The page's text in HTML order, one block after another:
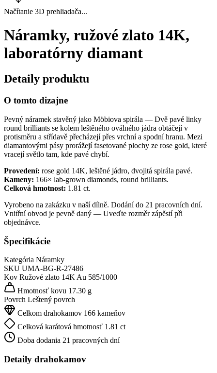
Načítanie 3D prehliadača...
Náramky, ružové zlato 14K,
laboratórny diamant
Detaily produktu
O tomto dizajne
Pevný náramek stavěný jako Möbiova spirála — Dvě pavé linky
round brilliants se kolem leštěného oválného jádra obtáčejí v
protisměru a střídavě přecházejí přes vrchní a spodní hranu. Mezi
diamantovými pásy prorážejí fasetované plochy ze rose gold, které
vracejí světlo tam, kde pavé chybí.
Provedení: rose gold 14K, leštěné jádro, dvojitá spirála pavé.
Kameny: 166× lab-grown diamonds, round brilliants.
Celková hmotnost: 1.81 ct.
Vyrobeno na zakázku v naší dílně. Dodání do 21 pracovních dní.
Vnitřní obvod je pevně daný — Uveďte rozměr zápěstí při
objednávce.
Špecifikácie
Kategória Náramky
SKU UMA-BG-R-27486
Kov Ružové zlato 14KAu 585/1000
Hmotnosť kovu 17.30 g
Povrch Leštený povrch
Celkom drahokamov 166 kameňov
Celková karátová hmotnosť 1.81 ct
Doba dodania 21 pracovných dní
Detaily drahokamov